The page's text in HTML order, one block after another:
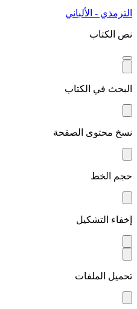
الترمذي - الألباني
نص الكتاب
البحث في الكتاب
نسخ محتوى الصفحة
حجم الخط
إخفاء التشكيل
تحميل الملفات